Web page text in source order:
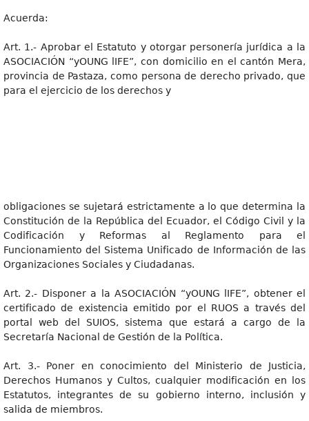
Acuerda:
Art. 1.- Aprobar el Estatuto y otorgar personería jurídica a la
ASOCIACIÓN “yOUNG lIFE”, con domicilio en el cantón Mera,
provincia de Pastaza, como persona de derecho privado, que
para el ejercicio de los derechos y
obligaciones se sujetará estrictamente a lo que determina la
Constitución de la República del Ecuador, el Código Civil y la
Codificación y Reformas al Reglamento para el
Funcionamiento del Sistema Unificado de Información de las
Organizaciones Sociales y Ciudadanas.
Art. 2.- Disponer a la ASOCIACIÓN “yOUNG lIFE”, obtener el
certificado de existencia emitido por el RUOS a través del
portal web del SUIOS, sistema que estará a cargo de la
Secretaría Nacional de Gestión de la Política.
Art. 3.- Poner en conocimiento del Ministerio de Justicia,
Derechos Humanos y Cultos, cualquier modificación en los
Estatutos, integrantes de su gobierno interno, inclusión y
salida de miembros.